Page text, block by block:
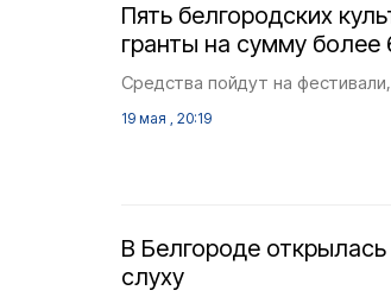
Пять белгородских
гранты на сумму более
Средства пойдут на
19 мая , 20:19
В Белгороде
слуху